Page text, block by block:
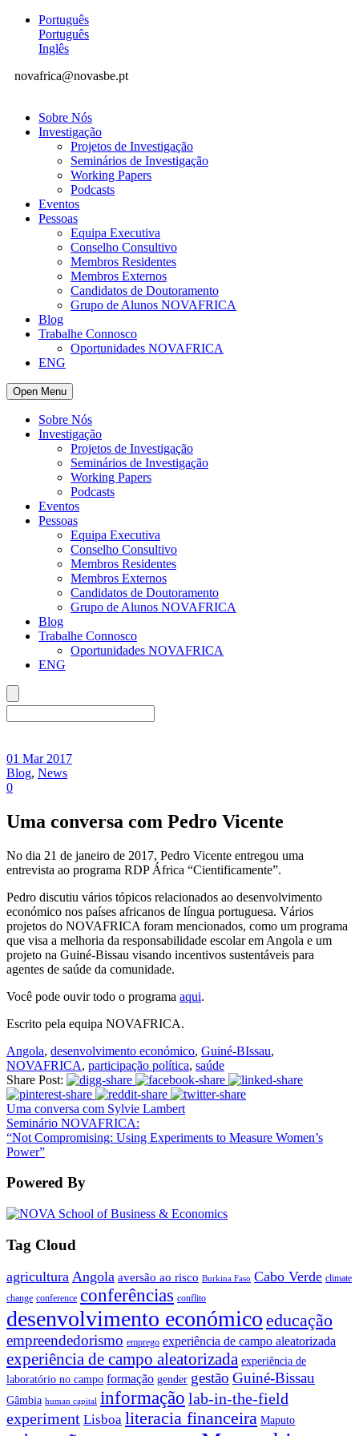
Português
Português
Inglês
novafrica@novasbe.pt
Sobre Nós
Investigação
Projetos de Investigação
Seminários de Investigação
Working Papers
Podcasts
Eventos
Pessoas
Equipa Executiva
Conselho Consultivo
Membros Residentes
Membros Externos
Candidatos de Doutoramento
Grupo de Alunos NOVAFRICA
Blog
Trabalhe Connosco
Oportunidades NOVAFRICA
ENG
Open Menu
Sobre Nós
Investigação
Projetos de Investigação
Seminários de Investigação
Working Papers
Podcasts
Eventos
Pessoas
Equipa Executiva
Conselho Consultivo
Membros Residentes
Membros Externos
Candidatos de Doutoramento
Grupo de Alunos NOVAFRICA
Blog
Trabalhe Connosco
Oportunidades NOVAFRICA
ENG
01 Mar 2017
Blog, News
0
Uma conversa com Pedro Vicente
No dia 21 de janeiro de 2017, Pedro Vicente entregou uma
entrevista ao programa RDP África “Cientificamente”.
Pedro discutiu vários tópicos relacionados ao desenvolvimento
económico nos países africanos de língua portuguesa. Vários
projetos do NOVAFRICA foram mencionados, como um programa
que visa a melhoria da responsabilidade escolar em Angola e um
projeto na Guiné-Bissau visando incentivos sustentáveis para
agentes de saúde da comunidade.
Você pode ouvir todo o programa aqui.
Escrito pela equipa NOVAFRICA.
Angola, desenvolvimento económico, Guiné-BIssau,
NOVAFRICA, participação política, saúde
Share Post:
Uma conversa com Sylvie Lambert
Seminário NOVAFRICA:
“Not Compromising: Using Experiments to Measure Women’s
Power”
Powered By
Tag Cloud
agricultura Angola aversão ao risco Burkina Faso Cabo Verde climate
change conference conferências conflito
desenvolvimento económico educação
empreendedorismo emprego experiência de campo aleatorizada
experiência de campo aleatorizada experiência de
laboratório no campo formação gender gestão Guiné-Bissau
Gâmbia human capital informação lab-in-the-field
experiment Lisboa literacia financeira Maputo